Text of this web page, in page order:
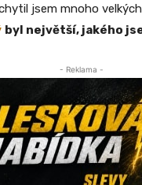
jsem mnoho
byl největší, jakého
- Reklama -